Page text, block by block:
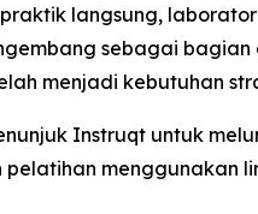
langsung,
sebagai
menjadi kebutuhan
Instruqt untuk
menggunakan